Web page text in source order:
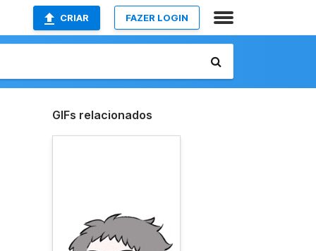
CRIAR FAZER LOGIN
GIFs relacionados